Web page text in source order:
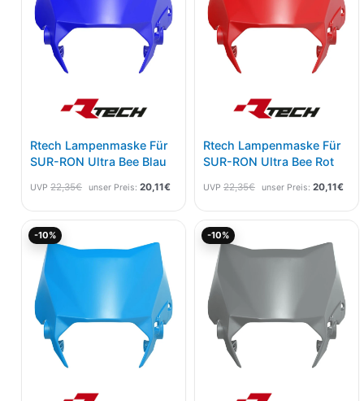
Rtech Lampenmaske Für
SUR-RON Ultra Bee Blau
UVP 22,35€ unser Preis: 20,11€
Rtech Lampenmaske Für
SUR-RON Ultra Bee Rot
UVP 22,35€ unser Preis: 20,11€
-10%
war:
22,35€
Aktueller
-10%
war: